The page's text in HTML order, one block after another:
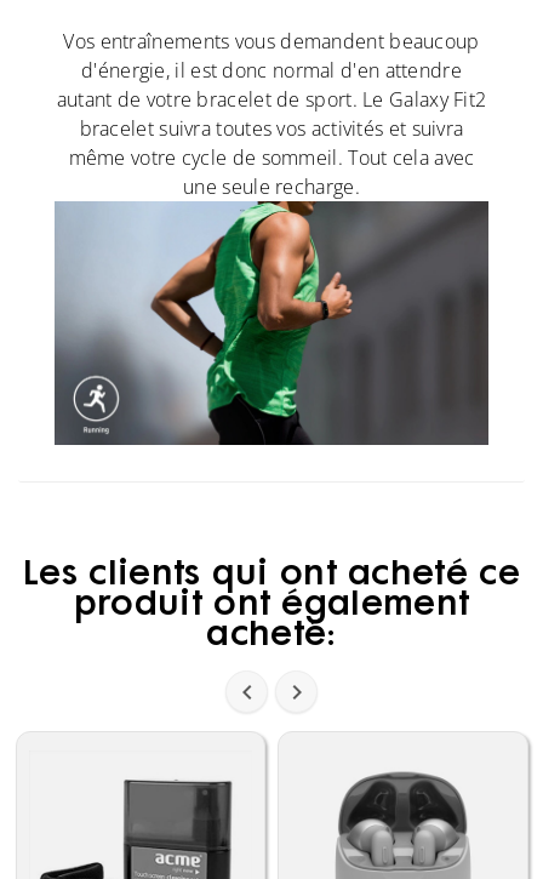
Vos entraînements vous demandent beaucoup
d'énergie, il est donc normal d'en attendre
autant de votre bracelet de sport. Le Galaxy Fit2
bracelet suivra toutes vos activités et suivra
même votre cycle de sommeil. Tout cela avec
une seule recharge.
Les clients qui ont acheté ce
produit ont également
acheté:
 